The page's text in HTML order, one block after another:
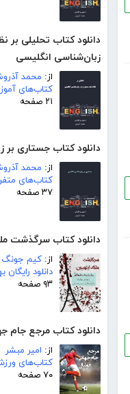
دانلود کتاب تحلیلی بر
زبان‌شناسی انگلیسی
از: محمد
کتاب‌های
۲۱ صفحه
دانلود کتاب جستاری بر
از: محمد
کتاب‌های
۳۷ صفحه
دانلود کتاب سرگذشت
از: کیم جونگ
دانلود رایگان
۹۳ صفحه
دانلود کتاب مرجع جام
از: امیر مبشر
کتاب‌های
۷۰ صفحه